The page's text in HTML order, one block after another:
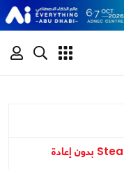
كيف تنقل مكان تنصيب لعبة على متجر Steam بدون إعادة